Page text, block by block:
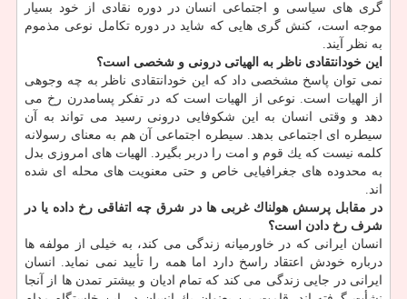
گری های سیاسی و اجتماعی انسان در دوره نقادی از خود بسیار
موجه است، كنش گری هایی كه شاید در دوره تكامل نوعی مذموم
به نظر آیند.
این خودانتقادی ناظر به الهیاتی درونی و شخصی است؟
نمی توان پاسخ مشخصی داد كه این خودانتقادی ناظر به چه وجوهی
از الهیات است. نوعی از الهیات است كه در تفكر پسامدرن رخ می
دهد و وقتی انسان به این شكوفایی درونی رسید می تواند به آن
سیطره ای اجتماعی بدهد. سیطره اجتماعی آن هم به معنای رسولانه
كلمه نیست كه یك قوم و امت را دربر بگیرد. الهیات های امروزی بدل
به محدوده های جغرافیایی خاص و حتی معنویت های محله ای شده
اند.
در مقابل پرسش هولناك غربی ها در شرق چه اتفاقی رخ داده یا در
شرف رخ دادن است؟
انسان ایرانی كه در خاورمیانه زندگی می كند، به خیلی از مولفه ها
درباره خودش اعتقاد راسخ دارد اما همه را تأیید نمی نماید. انسان
ایرانی در جایی زندگی می كند كه تمام ادیان و بیشتر تمدن ها از آنجا